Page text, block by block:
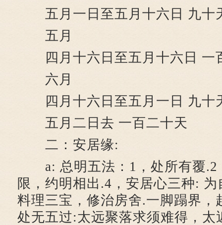
五月一日至五月十六日 九十
五月
四月十六日至五月十六日 一
六月
四月十六日至五月一日 九十
五月二日去 一百二十天
二：安居缘:
a: 总明五法：1，处所有覆.2
限，约明相出.4，安居心三种:
料理三宝，修治房舍.一脚蹋界，
处无五过:太远聚落求须难得，太